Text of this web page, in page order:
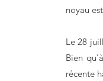
noyau
Le 28
Bien
récente